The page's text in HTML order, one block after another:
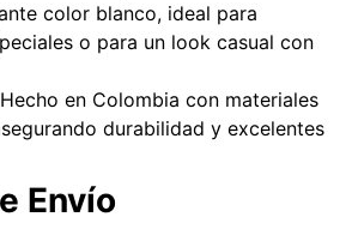
color blanco, ideal para
o para un look casual con
en Colombia con materiales
durabilidad y excelentes
Envío